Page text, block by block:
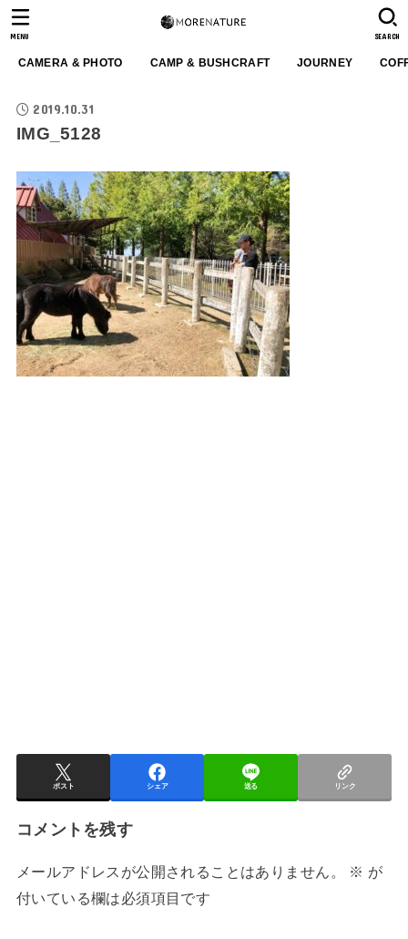
CAMERA & PHOTO CAMP & BUSHCRAFT JOURNEY
SEARCH
MENU
2019.10.31
IMG_5128
ポスト シェア 送る リンク
コメントを残す
メールアドレスが公開されることはありません。 ※ が
付いている欄は必須項目です